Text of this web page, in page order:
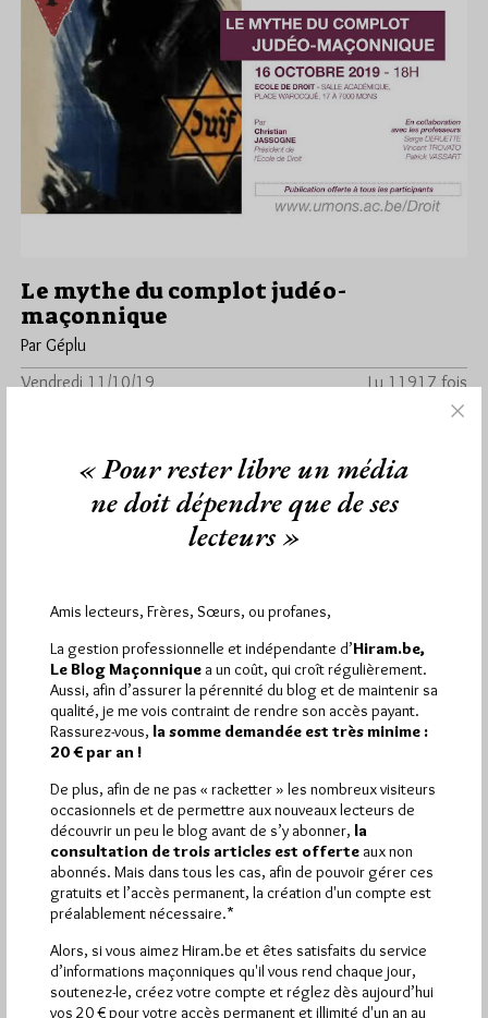
Le mythe du complot judéo-
maçonnique
Par Géplu
Vendredi 11/10/19
Lu 11917 fois
A l'Université de Mons ce mercredi 16 octobre 2019 à 18h00,
honoraire de…
Divers 0 commentaire
Le Mythe du complot Judéo-
maçonnique
Par Géplu
Mercredi 14/09/16
Lu 2650 fois
« Pour rester libre un média
ne doit dépendre que de ses
lecteurs »
Amis lecteurs, Frères, Sœurs, ou profanes,
La gestion professionnelle et indépendante d’Hiram.be,
Le Blog Maçonnique a un coût, qui croît régulièrement.
Aussi, afin d’assurer la pérennité du blog et de maintenir sa
qualité, je me vois contraint de rendre son accès payant.
Rassurez-vous, la somme demandée est très minime :
20 € par an !
De plus, afin de ne pas « racketter » les nombreux visiteurs
occasionnels et de permettre aux nouveaux lecteurs de
découvrir un peu le blog avant de s’y abonner, la
consultation de trois articles est offerte aux non
abonnés. Mais dans tous les cas, afin de pouvoir gérer ces
gratuits et l’accès permanent, la création d'un compte est
préalablement nécessaire.*
Alors, si vous aimez Hiram.be et êtes satisfaits du service
d’informations maçonniques qu'il vous rend chaque jour,
soutenez-le, créez votre compte et réglez dès aujourd’hui
vos 20 € pour votre accès permanent et illimité d'un an au